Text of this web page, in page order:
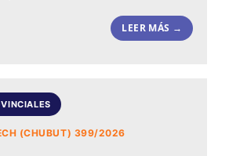
LEER MÁS →
(CHUBUT) 399/2026